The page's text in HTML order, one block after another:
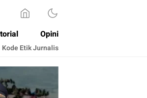
Opini
Kode Etik Jurnalis